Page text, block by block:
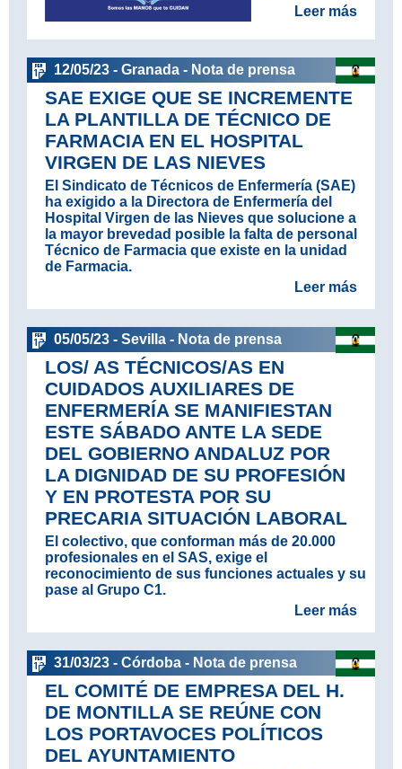
Leer más
12/05/23 - Granada - Nota de prensa
SAE EXIGE QUE SE INCREMENTE
LA PLANTILLA DE TÉCNICO DE
FARMACIA EN EL HOSPITAL
VIRGEN DE LAS NIEVES
El Sindicato de Técnicos de Enfermería (SAE)
ha exigido a la Directora de Enfermería del
Hospital Virgen de las Nieves que solucione a
la mayor brevedad posible la falta de personal
Técnico de Farmacia que existe en la unidad
de Farmacia.
Leer más
05/05/23 - Sevilla - Nota de prensa
LOS/ AS TÉCNICOS/AS EN
CUIDADOS AUXILIARES DE
ENFERMERÍA SE MANIFIESTAN
ESTE SÁBADO ANTE LA SEDE
DEL GOBIERNO ANDALUZ POR
LA DIGNIDAD DE SU PROFESIÓN
Y EN PROTESTA POR SU
PRECARIA SITUACIÓN LABORAL
El colectivo, que conforman más de 20.000
profesionales en el SAS, exige el
reconocimiento de sus funciones actuales y su
pase al Grupo C1.
Leer más
31/03/23 - Córdoba - Nota de prensa
EL COMITÉ DE EMPRESA DEL H.
DE MONTILLA SE REÚNE CON
LOS PORTAVOCES POLÍTICOS
DEL AYUNTAMIENTO